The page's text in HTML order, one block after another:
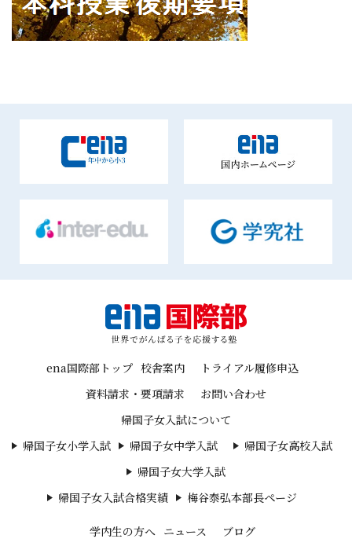
ena国際部トップ 校舎案内
トライアル履修申込
資料請求・要項請求
お問い合わせ
帰国子女入試について
帰国子女小学入試
帰国子女中学入試
帰国子女高校入試
帰国子女大学入試
帰国子女入試合格実績
梅谷泰弘本部長ページ
学内生の方へ ニュース ブログ